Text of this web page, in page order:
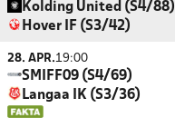
Kolding United (S4/88)
Hover IF (S3/42)
28. APR.19:00
SMIFF09 (S4/69)
Langaa IK (S3/36)